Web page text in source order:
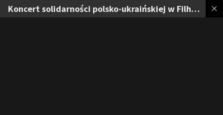
Koncert solidarności polsko-ukraińskiej w Filharmonii Narodowej